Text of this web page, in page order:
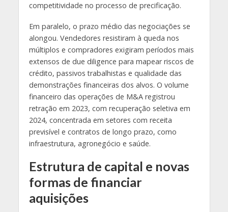
competitividade no processo de precificação.
Em paralelo, o prazo médio das negociações se
alongou. Vendedores resistiram à queda nos
múltiplos e compradores exigiram períodos mais
extensos de due diligence para mapear riscos de
crédito, passivos trabalhistas e qualidade das
demonstrações financeiras dos alvos. O volume
financeiro das operações de M&A registrou
retração em 2023, com recuperação seletiva em
2024, concentrada em setores com receita
previsível e contratos de longo prazo, como
infraestrutura, agronegócio e saúde.
Estrutura de capital e novas
formas de financiar
aquisições